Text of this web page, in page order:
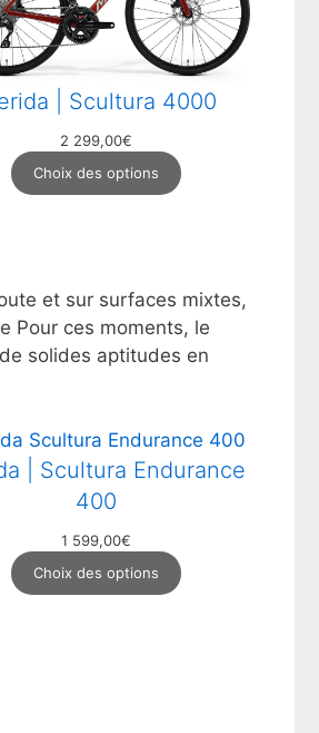
| Scultura 4000
2 299,00€
Choix des options
et sur surfaces mixtes,
Pour ces moments, le
solides aptitudes en
| Scultura Endurance
400
1 599,00€
Choix des options